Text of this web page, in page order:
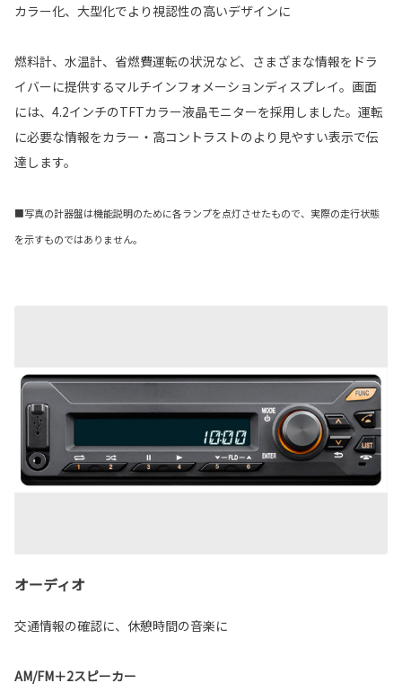
カラー化、大型化でより視認性の高いデザインに
燃料計、水温計、省燃費運転の状況など、さまざまな情報をドラ
イバーに提供するマルチインフォメーションディスプレイ。画面
には、4.2インチのTFTカラー液晶モニターを採用しました。運転
に必要な情報をカラー・高コントラストのより見やすい表示で伝
達します。
■写真の計器盤は機能説明のために各ランプを点灯させたもので、実際の走行状態
を示すものではありません。
オーディオ
交通情報の確認に、休憩時間の音楽に
AM/FM＋2スピーカー